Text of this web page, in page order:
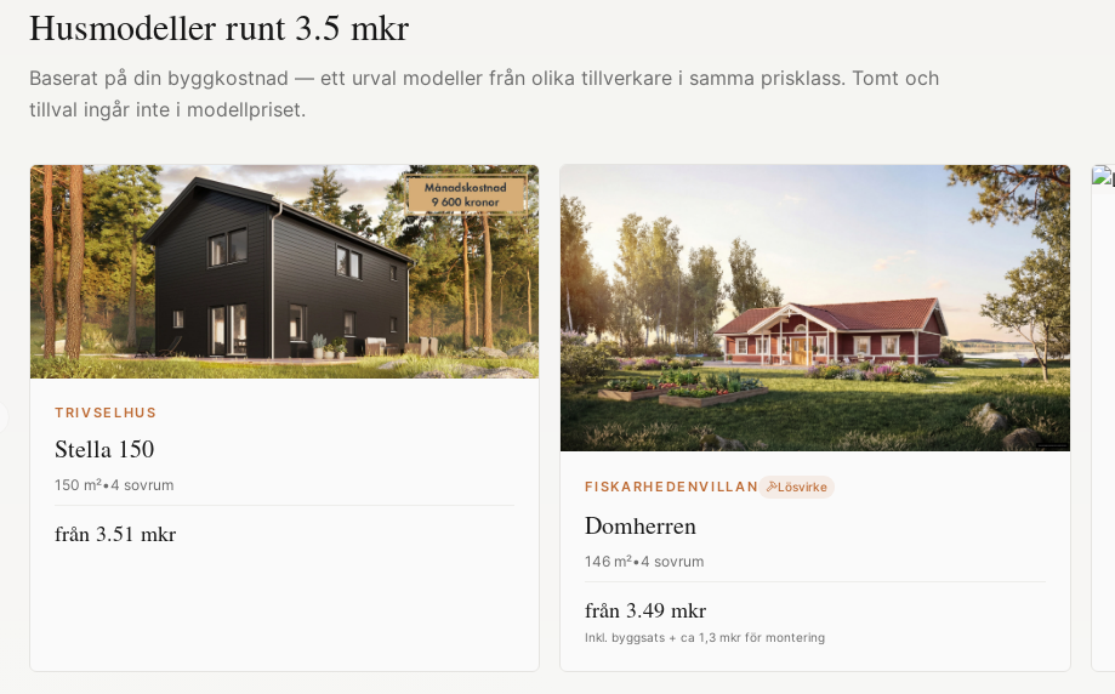
Husmodeller runt 3.5 mkr
Baserat på din byggkostnad — ett urval modeller från olika tillverkare i samma prisklass. Tomt och
tillval ingår inte i modellpriset.
TRIVSELHUS
Stella 150
150 m²•4 sovrum
från 3.51 mkr
FISKARHEDENVILLAN Lösvirke
Domherren
146 m²•4 sovrum
från 3.49 mkr
Inkl. byggsats + ca 1,3 mkr för montering